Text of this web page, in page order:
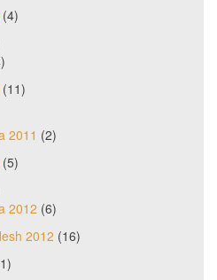
(4)
(11)
2011 (2)
(5)
2012 (6)
2012 (16)